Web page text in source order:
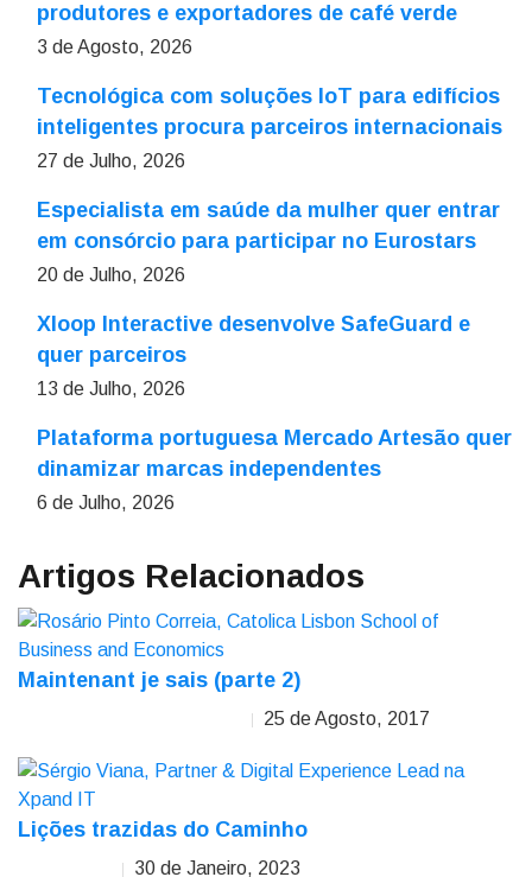
produtores e exportadores de café verde
3 de Agosto, 2026
Tecnológica com soluções IoT para edifícios
inteligentes procura parceiros internacionais
27 de Julho, 2026
Especialista em saúde da mulher quer entrar
em consórcio para participar no Eurostars
20 de Julho, 2026
Xloop Interactive desenvolve SafeGuard e
quer parceiros
13 de Julho, 2026
Plataforma portuguesa Mercado Artesão quer
dinamizar marcas independentes
6 de Julho, 2026
Artigos Relacionados
Maintenant je sais (parte 2)
25 de Agosto, 2017
Lições trazidas do Caminho
30 de Janeiro, 2023